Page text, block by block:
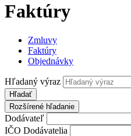
Faktúry
Zmluvy
Faktúry
Objednávky
Hľadaný výraz
Hľadať
Rozšírené hľadanie
Dodávateľ
IČO Dodávatelia